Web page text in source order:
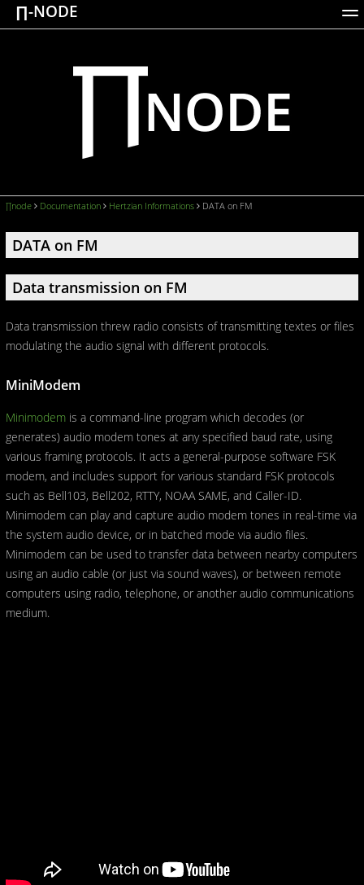
∏-NODE
ACTIONS WORKS DOCUMENTATION
BROADCASTS
∏node Documentation Hertzian Informations DATA on FM
DATA on FM
Data transmission on FM
Data transmission threw radio consists of transmitting textes or files
modulating the audio signal with different protocols.
MiniModem
Minimodem is a command-line program which decodes (or
generates) audio modem tones at any specified baud rate, using
various framing protocols. It acts a general-purpose software FSK
modem, and includes support for various standard FSK protocols
such as Bell103, Bell202, RTTY, NOAA SAME, and Caller-ID.
Minimodem can play and capture audio modem tones in real-time via
the system audio device, or in batched mode via audio files.
Minimodem can be used to transfer data between nearby computers
using an audio cable (or just via sound waves), or between remote
computers using radio, telephone, or another audio communications
medium.